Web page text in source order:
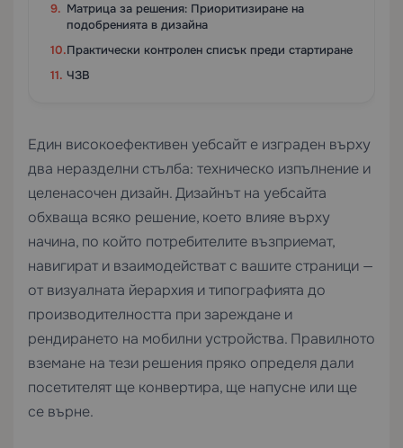
Матрица за решения: Приоритизиране на
подобренията в дизайна
Практически контролен списък преди стартиране
ЧЗВ
Един високоефективен уебсайт е изграден върху
два неразделни стълба: техническо изпълнение и
целенасочен дизайн. Дизайнът на уебсайта
обхваща всяко решение, което влияе върху
начина, по който потребителите възприемат,
навигират и взаимодействат с вашите страници —
от визуалната йерархия и типографията до
производителността при зареждане и
рендирането на мобилни устройства. Правилното
вземане на тези решения пряко определя дали
посетителят ще конвертира, ще напусне или ще
се върне.